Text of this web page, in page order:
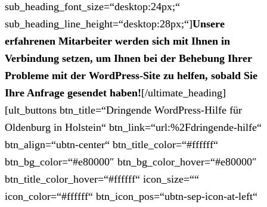
sub_heading_font_size=“desktop:24px;“
sub_heading_line_height=“desktop:28px;“]Unsere
erfahrenen Mitarbeiter werden sich mit Ihnen in
Verbindung setzen, um Ihnen bei der Behebung Ihrer
Probleme mit der WordPress-Site zu helfen, sobald Sie
Ihre Anfrage gesendet haben![/ultimate_heading]
[ult_buttons btn_title=“Dringende WordPress-Hilfe für
Oldenburg in Holstein“ btn_link=“url:%2Fdringende-hilfe“
btn_align=“ubtn-center“ btn_title_color=“#ffffff“
btn_bg_color=“#e80000″ btn_bg_color_hover=“#e80000″
btn_title_color_hover=“#ffffff“ icon_size=““
icon_color=“#ffffff“ btn_icon_pos=“ubtn-sep-icon-at-left“